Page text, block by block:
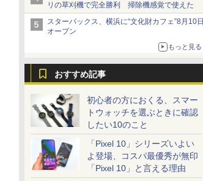
リの草刈機で完全勝利 掃除機感覚で使えた
スターバックス、横浜に“文化財カフェ”8月10日
オープン
もっと見る
おすすめ記事
初心者の方におくる、スマー
トウォッチを選ぶときに確認
したい10のこと
「Pixel 10」シリーズいよい
よ登場、コスパ最優秀が無印
「Pixel 10」と言える理由